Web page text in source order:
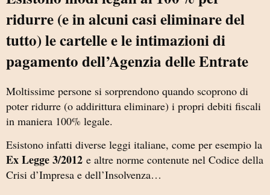
ridurre (e in alcuni casi eliminare del
tutto) le cartelle e le intimazioni di
pagamento dell’Agenzia delle Entrate
Moltissime persone si sorprendono quando scoprono di
poter ridurre (o addirittura eliminare) i propri debiti fiscali
in maniera 100% legale.
Esistono infatti diverse leggi italiane, come per esempio la
Ex Legge 3/2012 e altre norme contenute nel Codice della
Crisi d’Impresa e dell’Insolvenza…